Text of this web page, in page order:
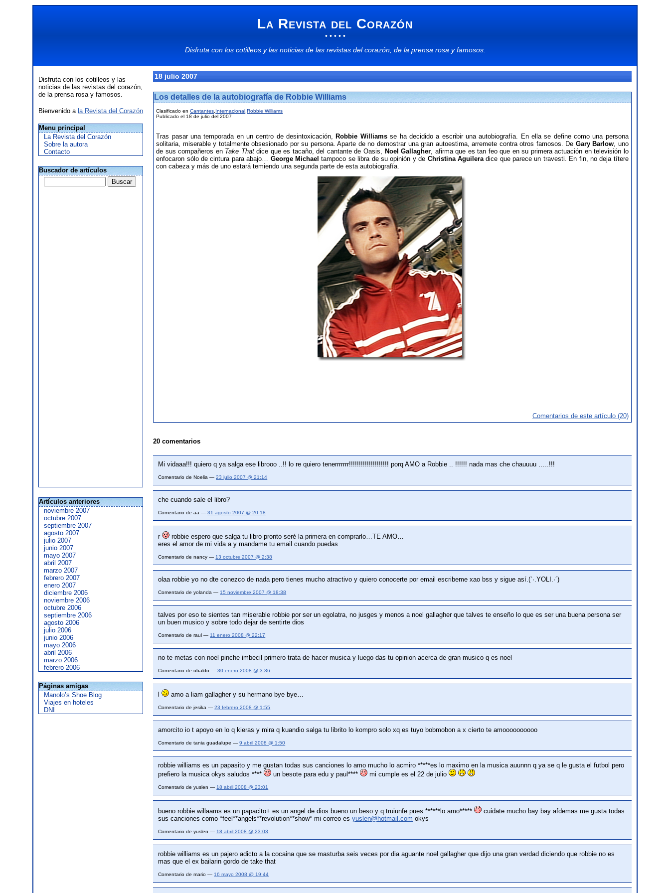
La Revista del Corazón
• • • • •
Disfruta con los cotilleosy las noticiasde las revistas del corazón, de la prensa rosa yfamosos.
Disfruta con los cotilleos y las
noticias de las revistas del corazón,
de la prensa rosa y famosos.
Bienvenido a la Revista del Corazón
Menu principal
La Revista del Corazón
Sobre la autora
Contacto
Buscador de artículos
Artículos anteriores
noviembre 2007
octubre 2007
septiembre 2007
agosto 2007
julio 2007
junio 2007
mayo 2007
abril 2007
marzo 2007
febrero 2007
enero 2007
diciembre 2006
noviembre 2006
octubre 2006
septiembre 2006
agosto 2006
julio 2006
junio 2006
mayo 2006
abril 2006
marzo 2006
febrero 2006
Páginas amigas
Manolo’s Shoe Blog
Viajes en hoteles
DNI
18 julio 2007
Los detalles de la autobiografía de Robbie Williams
Clasificado enCantantes Internacional ,Robbie Williams
Publicado el 18 de julio del 2007
Tras pasar una temporada en un centro de desintoxicación, Robbie Williamsse ha decidido a escribir una autobiografía. En ella se define como una persona
solitaria, miserable y totalmente obsesionado por su persona. Aparte de no demostrar una gran autoestima, arremete contra otros famosos. De Gary Barlow, uno
de sus compañeros en Take Thatdice que es tacaño, del cantante de Oasis, Noel Gallagher, afirma que es tan feo que en su primera actuación en televisión lo
enfocaron sólo de cintura para abajo… George Michael tampoco se libra de su opinión y de Christina Aguileradice que parece un travesti. En fin, no deja títere
con cabeza y más de uno estará temiendo una segunda parte de esta autobiografía.
Comentarios de este artículo (20)
20 comentarios
Mi vidaaa!!! quiero q ya salga ese librooo ..!! lo re quiero tenerrrrrrr!!!!!!!!!!!!!!!!!!!! porq AMO a Robbie .. !!!!!! nada mas che chauuuu …..!!!
Comentario de Noelia —23 julio 2007 @ 21:14
che cuando sale el libro?
Comentario de aa —31 agosto 2007 @ 20:18
r
robbie espero que salga tu libro pronto seré la primera en comprarlo…TE AMO…
eres el amor de mi vida a y mandame tu email cuando puedas
Comentario de nancy — 13 octubre 2007 @ 2:38
olaa robbie yo no dte conezco de nada pero tienes mucho atractivo y quiero conocerte por email escribeme xao bss y sigue así.(`·.YOLI.·´)
Comentario de yolanda — 15 noviembre 2007 @ 18:38
talves por eso te sientes tan miserable robbie por ser un egolatra, no jusges y menos a noel gallagher que talves te enseño lo que es ser una buena persona ser
un buen musico y sobre todo dejar de sentirte dios
Comentario de raul — 11 enero 2008 @ 22:17
no te metas con noel pinche imbecil primero trata de hacer musica y luego das tu opinion acerca de gran musico q es noel
Comentario de ubaldo —30 enero 2008 @ 3:36
l amo a liam gallagher y su hermano bye bye…
Comentario de jesika —23 febrero 2008 @ 1:55
amorcito io t apoyo en lo q kieras y mira q kuandio salga tu librito lo kompro solo xq es tuyo bobmobon a x cierto te amoooooooooo
Comentario de tania guadalupe —9 abril 2008 @ 1:50
robbie williams es un papasito y me gustan todas sus canciones lo amo mucho lo acmiro *****es lo maximo en la musica auunnn q ya se q le gusta el futbol pero
prefiero la musica okys saludos ****
un besote para edu y paul**** mi cumple es el 22 de julio
Comentario de yuslen — 18 abril 2008 @ 23:01
bueno robbie willaams es un papacito+ es un angel de dios bueno un beso y q truiunfe pues ******lo amo*****
cuidate mucho bay bay afdemas me gusta todas
sus canciones como *feel**angels**revolution**show* mi correo esyuslen@hotmail.com okys
Comentario de yuslen — 18 abril 2008 @ 23:03
robbie williams es un pajero adicto a la cocaina que se masturba seis veces por dia aguante noel gallagher que dijo una gran verdad diciendo que robbie no es
mas que el ex bailarin gordo de take that
Comentario de mario — 16 mayo 2008 @ 19:44